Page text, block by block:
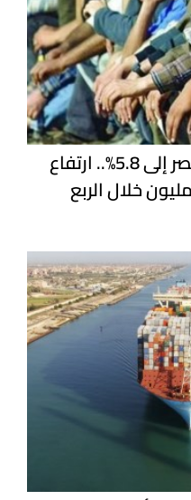
تراجع معدل البطالة في مصر إلى 5.8%.. ارتفاع
عدد المشتغلين إلى 33.6 مليون خلال الربع